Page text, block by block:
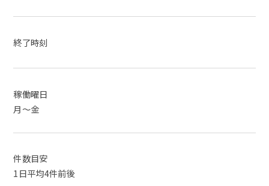
終了時刻
稼働曜日
月～金
件数目安
1日平均4件前後